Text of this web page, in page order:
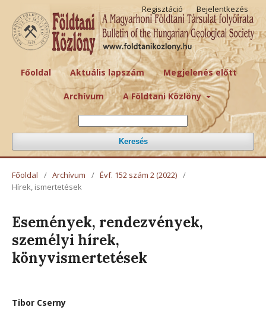
Főoldal Aktuális lapszám Megjelenés előtt
Archívum A Földtani Közlöny
Keresés
Regisztáció Bejelentkezés
Főoldal / Archívum / Évf. 152 szám 2 (2022) /
Hírek, ismertetések
Események, rendezvények,
személyi hírek,
könyvismertetések
Tibor Cserny